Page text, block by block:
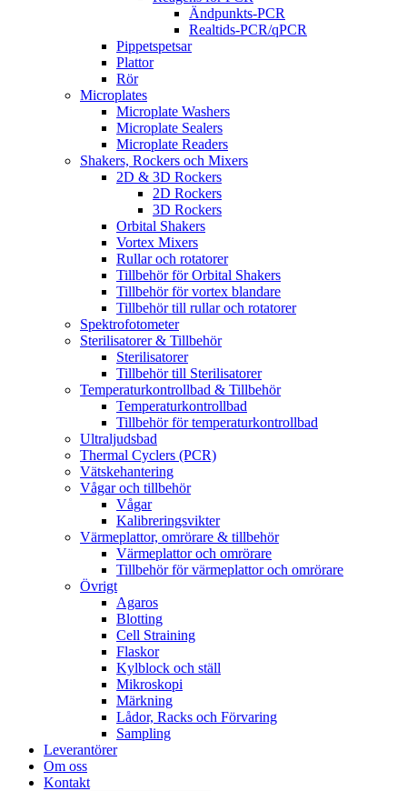
Ändpunkts-PCR
Realtids-PCR/qPCR
Pippetspetsar
Plattor
Rör
Microplates
Microplate Washers
Microplate Sealers
Microplate Readers
Shakers, Rockers och Mixers
2D & 3D Rockers
2D Rockers
3D Rockers
Orbital Shakers
Vortex Mixers
Rullar och rotatorer
Tillbehör för Orbital Shakers
Tillbehör för vortex blandare
Tillbehör till rullar och rotatorer
Spektrofotometer
Sterilisatorer & Tillbehör
Sterilisatorer
Tillbehör till Sterilisatorer
Temperaturkontrollbad & Tillbehör
Temperaturkontrollbad
Tillbehör för temperaturkontrollbad
Ultraljudsbad
Thermal Cyclers (PCR)
Vätskehantering
Vågar och tillbehör
Vågar
Kalibreringsvikter
Värmeplattor, omrörare & tillbehör
Värmeplattor och omrörare
Tillbehör för värmeplattor och omrörare
Övrigt
Agaros
Blotting
Cell Straining
Flaskor
Kylblock och ställ
Mikroskopi
Märkning
Lådor, Racks och Förvaring
Sampling
Leverantörer
Om oss
Kontakt